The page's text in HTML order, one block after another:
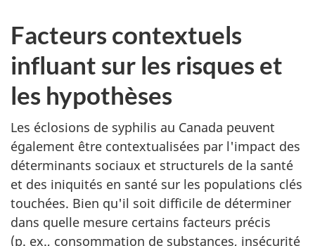
Facteurs contextuels
influant sur les risques et
les hypothèses
Les éclosions de syphilis au Canada peuvent
également être contextualisées par l'impact des
déterminants sociaux et structurels de la santé
et des iniquités en santé sur les populations clés
touchées. Bien qu'il soit difficile de déterminer
dans quelle mesure certains facteurs précis
(p. ex., consommation de substances, insécurité